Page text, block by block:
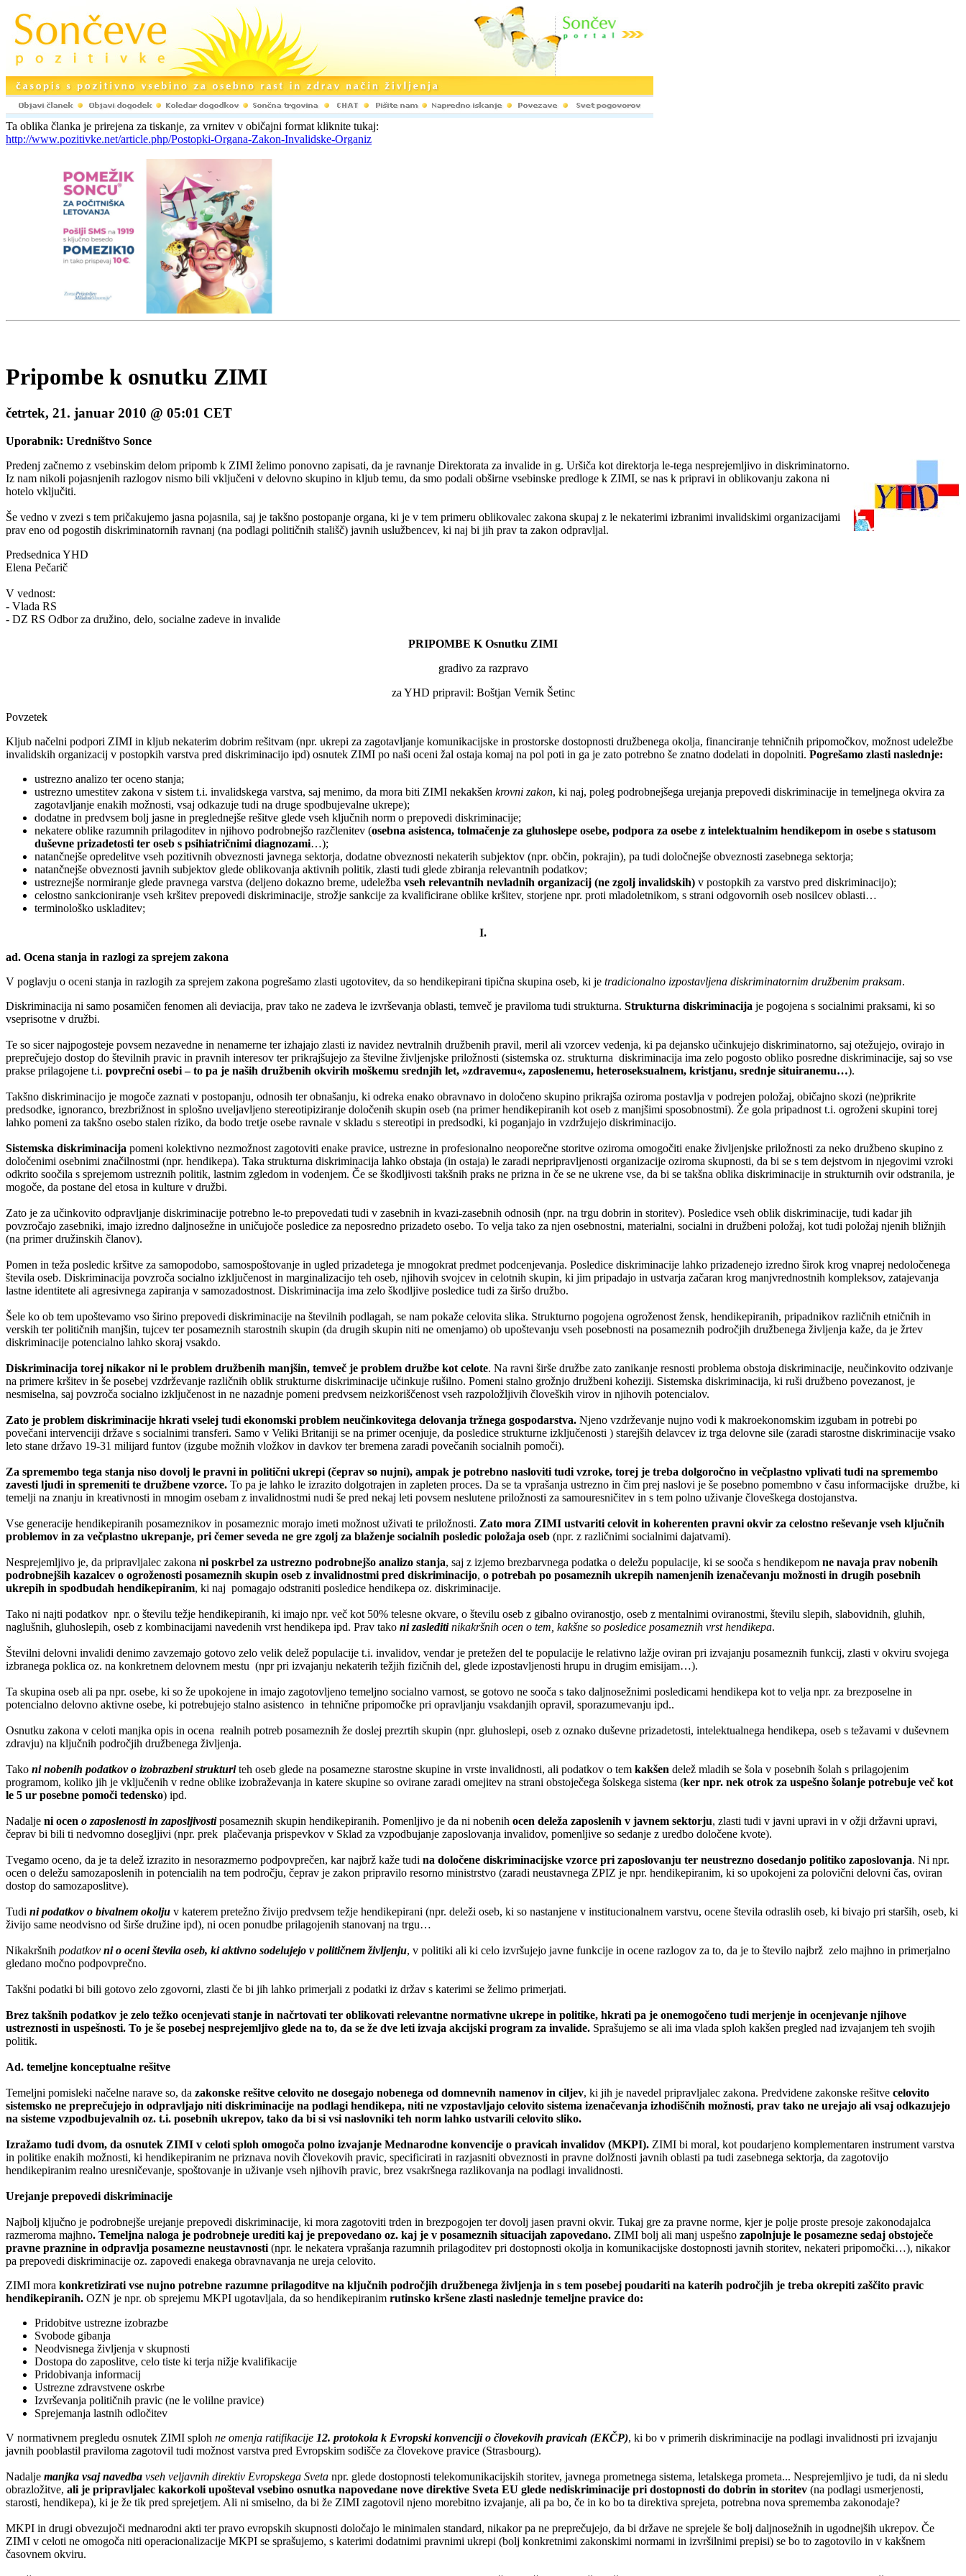
Ta oblika članka je prirejena za tiskanje, za vrnitev v običajni format kliknite tukaj:
http://www.pozitivke.net/article.php/Postopki-Organa-Zakon-Invalidske-Organiz
Pripombe k osnutku ZIMI
četrtek, 21. januar 2010 @ 05:01 CET
Uporabnik: Uredništvo Sonce
Predenj začnemo z vsebinskim delom pripomb k ZIMI želimo ponovno zapisati, da je ravnanje Direktorata za invalide in g. Uršiča kot direktorja le-tega nesprejemljivo in diskriminatorno.
Iz nam nikoli pojasnjenih razlogov nismo bili vključeni v delovno skupino in kljub temu, da smo podali obširne vsebinske predloge k ZIMI, se nas k pripravi in oblikovanju zakona ni
hotelo vključiti.
Še vedno v zvezi s tem pričakujemo jasna pojasnila, saj je takšno postopanje organa, ki je v tem primeru oblikovalec zakona skupaj z le nekaterimi izbranimi invalidskimi organizacijami
prav eno od pogostih diskriminatornih ravnanj (na podlagi političnih stališč) javnih uslužbencev, ki naj bi jih prav ta zakon odpravljal.
Predsednica YHD
Elena Pečarič
V vednost:
- Vlada RS
- DZ RS Odbor za družino, delo, socialne zadeve in invalide
PRIPOMBE K Osnutku ZIMI
gradivo za razpravo
za YHD pripravil: Boštjan Vernik Šetinc
Povzetek
Kljub načelni podpori ZIMI in kljub nekaterim dobrim rešitvam (npr. ukrepi za zagotavljanje komunikacijske in prostorske dostopnosti družbenega okolja, financiranje tehničnih pripomočkov, možnost udeležbe
invalidskih organizacij v postopkih varstva pred diskriminacijo ipd) osnutek ZIMI po naši oceni žal ostaja komaj na pol poti in ga je zato potrebno še znatno dodelati in dopolniti. Pogrešamo zlasti naslednje:
ustrezno analizo ter oceno stanja;
ustrezno umestitev zakona v sistem t.i. invalidskega varstva, saj menimo, da mora biti ZIMI nekakšen krovni zakon, ki naj, poleg podrobnejšega urejanja prepovedi diskriminacije in temeljnega okvira za
zagotavljanje enakih možnosti, vsaj odkazuje tudi na druge spodbujevalne ukrepe);
dodatne in predvsem bolj jasne in preglednejše rešitve glede vseh ključnih norm o prepovedi diskriminacije;
nekatere oblike razumnih prilagoditev in njihovo podrobnejšo razčlenitev (osebna asistenca, tolmačenje za gluhoslepe osebe, podpora za osebe z intelektualnim hendikepom in osebe s statusom
duševne prizadetosti ter oseb s psihiatričnimi diagnozami…);
natančnejše opredelitve vseh pozitivnih obveznosti javnega sektorja, dodatne obveznosti nekaterih subjektov (npr. občin, pokrajin), pa tudi določnejše obveznosti zasebnega sektorja;
natančnejše obveznosti javnih subjektov glede oblikovanja aktivnih politik, zlasti tudi glede zbiranja relevantnih podatkov;
ustreznejše normiranje glede pravnega varstva (deljeno dokazno breme, udeležba vseh relevantnih nevladnih organizacij (ne zgolj invalidskih) v postopkih za varstvo pred diskriminacijo);
celostno sankcioniranje vseh kršitev prepovedi diskriminacije, strožje sankcije za kvalificirane oblike kršitev, storjene npr. proti mladoletnikom, s strani odgovornih oseb nosilcev oblasti…
terminološko uskladitev;
I.
ad. Ocena stanja in razlogi za sprejem zakona
V poglavju o oceni stanja in razlogih za sprejem zakona pogrešamo zlasti ugotovitev, da so hendikepirani tipična skupina oseb, ki je tradicionalno izpostavljena diskriminatornim družbenim praksam.
Diskriminacija ni samo posamičen fenomen ali deviacija, prav tako ne zadeva le izvrševanja oblasti, temveč je praviloma tudi strukturna. Strukturna diskriminacija je pogojena s socialnimi praksami, ki so
vseprisotne v družbi.
Te so sicer najpogosteje povsem nezavedne in nenamerne ter izhajajo zlasti iz navidez nevtralnih družbenih pravil, meril ali vzorcev vedenja, ki pa dejansko učinkujejo diskriminatorno, saj otežujejo, ovirajo in
preprečujejo dostop do številnih pravic in pravnih interesov ter prikrajšujejo za številne življenjske priložnosti (sistemska oz. strukturna diskriminacija ima zelo pogosto obliko posredne diskriminacije, saj so vse
prakse prilagojene t.i. povprečni osebi – to pa je naših družbenih okvirih moškemu srednjih let, »zdravemu«, zaposlenemu, heteroseksualnem, kristjanu, srednje situiranemu…).
Takšno diskriminacijo je mogoče zaznati v postopanju, odnosih ter obnašanju, ki odreka enako obravnavo in določeno skupino prikrajša oziroma postavlja v podrejen položaj, običajno skozi (ne)prikrite
predsodke, ignoranco, brezbrižnost in splošno uveljavljeno stereotipiziranje določenih skupin oseb (na primer hendikepiranih kot oseb z manjšimi sposobnostmi). Že gola pripadnost t.i. ogroženi skupini torej
lahko pomeni za takšno osebo stalen riziko, da bodo tretje osebe ravnale v skladu s stereotipi in predsodki, ki poganjajo in vzdržujejo diskriminacijo.
Sistemska diskriminacija pomeni kolektivno nezmožnost zagotoviti enake pravice, ustrezne in profesionalno neoporečne storitve oziroma omogočiti enake življenjske priložnosti za neko družbeno skupino z
določenimi osebnimi značilnostmi (npr. hendikepa). Taka strukturna diskriminacija lahko obstaja (in ostaja) le zaradi nepripravljenosti organizacije oziroma skupnosti, da bi se s tem dejstvom in njegovimi vzroki
odkrito soočila s sprejemom ustreznih politik, lastnim zgledom in vodenjem. Če se škodljivosti takšnih praks ne prizna in če se ne ukrene vse, da bi se takšna oblika diskriminacije in strukturnih ovir odstranila, je
mogoče, da postane del etosa in kulture v družbi.
Zato je za učinkovito odpravljanje diskriminacije potrebno le-to prepovedati tudi v zasebnih in kvazi-zasebnih odnosih (npr. na trgu dobrin in storitev). Posledice vseh oblik diskriminacije, tudi kadar jih
povzročajo zasebniki, imajo izredno daljnosežne in uničujoče posledice za neposredno prizadeto osebo. To velja tako za njen osebnostni, materialni, socialni in družbeni položaj, kot tudi položaj njenih bližnjih
(na primer družinskih članov).
Pomen in teža posledic kršitve za samopodobo, samospoštovanje in ugled prizadetega je mnogokrat predmet podcenjevanja. Posledice diskriminacije lahko prizadenejo izredno širok krog vnaprej nedoločenega
števila oseb. Diskriminacija povzroča socialno izključenost in marginalizacijo teh oseb, njihovih svojcev in celotnih skupin, ki jim pripadajo in ustvarja začaran krog manjvrednostnih kompleksov, zatajevanja
lastne identitete ali agresivnega zapiranja v samozadostnost. Diskriminacija ima zelo škodljive posledice tudi za širšo družbo.
Šele ko ob tem upoštevamo vso širino prepovedi diskriminacije na številnih podlagah, se nam pokaže celovita slika. Strukturno pogojena ogroženost žensk, hendikepiranih, pripadnikov različnih etničnih in
verskih ter političnih manjšin, tujcev ter posameznih starostnih skupin (da drugih skupin niti ne omenjamo) ob upoštevanju vseh posebnosti na posameznih področjih družbenega življenja kaže, da je žrtev
diskriminacije potencialno lahko skoraj vsakdo.
Diskriminacija torej nikakor ni le problem družbenih manjšin, temveč je problem družbe kot celote. Na ravni širše družbe zato zanikanje resnosti problema obstoja diskriminacije, neučinkovito odzivanje
na primere kršitev in še posebej vzdrževanje različnih oblik strukturne diskriminacije učinkuje rušilno. Pomeni stalno grožnjo družbeni koheziji. Sistemska diskriminacija, ki ruši družbeno povezanost, je
nesmiselna, saj povzroča socialno izključenost in ne nazadnje pomeni predvsem neizkoriščenost vseh razpoložljivih človeških virov in njihovih potencialov.
Zato je problem diskriminacije hkrati vselej tudi ekonomski problem neučinkovitega delovanja tržnega gospodarstva. Njeno vzdrževanje nujno vodi k makroekonomskim izgubam in potrebi po
povečani intervenciji države s socialnimi transferi. Samo v Veliki Britaniji se na primer ocenjuje, da posledice strukturne izključenosti ) starejših delavcev iz trga delovne sile (zaradi starostne diskriminacije vsako
leto stane državo 19-31 milijard funtov (izgube možnih vložkov in davkov ter bremena zaradi povečanih socialnih pomoči).
Za spremembo tega stanja niso dovolj le pravni in politični ukrepi (čeprav so nujni), ampak je potrebno nasloviti tudi vzroke, torej je treba dolgoročno in večplastno vplivati tudi na spremembo
zavesti ljudi in spremeniti te družbene vzorce. To pa je lahko le izrazito dolgotrajen in zapleten proces. Da se ta vprašanja ustrezno in čim prej naslovi je še posebno pomembno v času informacijske družbe, ki
temelji na znanju in kreativnosti in mnogim osebam z invalidnostmi nudi še pred nekaj leti povsem neslutene priložnosti za samouresničitev in s tem polno uživanje človeškega dostojanstva.
Vse generacije hendikepiranih posameznikov in posameznic morajo imeti možnost uživati te priložnosti. Zato mora ZIMI ustvariti celovit in koherenten pravni okvir za celostno reševanje vseh ključnih
problemov in za večplastno ukrepanje, pri čemer seveda ne gre zgolj za blaženje socialnih posledic položaja oseb (npr. z različnimi socialnimi dajatvami).
Nesprejemljivo je, da pripravljalec zakona ni poskrbel za ustrezno podrobnejšo analizo stanja, saj z izjemo brezbarvnega podatka o deležu populacije, ki se sooča s hendikepom ne navaja prav nobenih
podrobnejših kazalcev o ogroženosti posameznih skupin oseb z invalidnostmi pred diskriminacijo, o potrebah po posameznih ukrepih namenjenih izenačevanju možnosti in drugih posebnih
ukrepih in spodbudah hendikepiranim, ki naj pomagajo odstraniti posledice hendikepa oz. diskriminacije.
Tako ni najti podatkov npr. o številu težje hendikepiranih, ki imajo npr. več kot 50% telesne okvare, o številu oseb z gibalno oviranostjo, oseb z mentalnimi oviranostmi, številu slepih, slabovidnih, gluhih,
naglušnih, gluhoslepih, oseb z kombinacijami navedenih vrst hendikepa ipd. Prav tako ni zasleditinikakršnih ocen o tem, kakšne so posledice posameznih vrst hendikepa.
Številni delovni invalidi denimo zavzemajo gotovo zelo velik delež populacije t.i. invalidov, vendar je pretežen del te populacije le relativno lažje oviran pri izvajanju posameznih funkcij, zlasti v okviru svojega
izbranega poklica oz. na konkretnem delovnem mestu (npr pri izvajanju nekaterih težjih fizičnih del, glede izpostavljenosti hrupu in drugim emisijam…).
Ta skupina oseb ali pa npr. osebe, ki so že upokojene in imajo zagotovljeno temeljno socialno varnost, se gotovo ne sooča s tako daljnosežnimi posledicami hendikepa kot to velja npr. za brezposelne in
potencialno delovno aktivne osebe, ki potrebujejo stalno asistenco in tehnične pripomočke pri opravljanju vsakdanjih opravil, sporazumevanju ipd..
Osnutku zakona v celoti manjka opis in ocena realnih potreb posameznih že doslej prezrtih skupin (npr. gluhoslepi, oseb z oznako duševne prizadetosti, intelektualnega hendikepa, oseb s težavami v duševnem
zdravju) na ključnih področjih družbenega življenja.
Tako ni nobenih podatkov o izobrazbeni strukturiteh oseb glede na posamezne starostne skupine in vrste invalidnosti, ali podatkov o tem kakšen delež mladih se šola v posebnih šolah s prilagojenim
programom, koliko jih je vključenih v redne oblike izobraževanja in katere skupine so ovirane zaradi omejitev na strani obstoječega šolskega sistema (ker npr. nek otrok za uspešno šolanje potrebuje več kot
le 5 ur posebne pomoči tedensko) ipd.
Nadalje ni ocen o zaposlenosti in zaposljivostiposameznih skupin hendikepiranih. Pomenljivo je da ni nobenih ocen deleža zaposlenih v javnem sektorju, zlasti tudi v javni upravi in v ožji državni upravi,
čeprav bi bili ti nedvomno dosegljivi (npr. prek plačevanja prispevkov v Sklad za vzpodbujanje zaposlovanja invalidov, pomenljive so sedanje z uredbo določene kvote).
Tvegamo oceno, da je ta delež izrazito in nesorazmerno podpovprečen, kar najbrž kaže tudi na določene diskriminacijske vzorce pri zaposlovanju ter neustrezno dosedanjo politiko zaposlovanja. Ni npr.
ocen o deležu samozaposlenih in potencialih na tem področju, čeprav je zakon pripravilo resorno ministrstvo (zaradi neustavnega ZPIZ je npr. hendikepiranim, ki so upokojeni za polovični delovni čas, oviran
dostop do samozaposlitve).
Tudi ni podatkov o bivalnem okolju v katerem pretežno živijo predvsem težje hendikepirani (npr. deleži oseb, ki so nastanjene v institucionalnem varstvu, ocene števila odraslih oseb, ki bivajo pri starših, oseb, ki
živijo same neodvisno od širše družine ipd), ni ocen ponudbe prilagojenih stanovanj na trgu…
Nikakršnih podatkov ni o oceni števila oseb, ki aktivno sodelujejo v političnem življenju, v politiki ali ki celo izvršujejo javne funkcije in ocene razlogov za to, da je to število najbrž zelo majhno in primerjalno
gledano močno podpovprečno.
Takšni podatki bi bili gotovo zelo zgovorni, zlasti če bi jih lahko primerjali z podatki iz držav s katerimi se želimo primerjati.
Brez takšnih podatkov je zelo težko ocenjevati stanje in načrtovati ter oblikovati relevantne normativne ukrepe in politike, hkrati pa je onemogočeno tudi merjenje in ocenjevanje njihove
ustreznosti in uspešnosti. To je še posebej nesprejemljivo glede na to, da se že dve leti izvaja akcijski program za invalide. Sprašujemo se ali ima vlada sploh kakšen pregled nad izvajanjem teh svojih
politik.
Ad. temeljne konceptualne rešitve
Temeljni pomisleki načelne narave so, da zakonske rešitve celovito ne dosegajo nobenega od domnevnih namenov in ciljev, ki jih je navedel pripravljalec zakona. Predvidene zakonske rešitve celovito
sistemsko ne preprečujejo in odpravljajo niti diskriminacije na podlagi hendikepa, niti ne vzpostavljajo celovito sistema izenačevanja izhodiščnih možnosti, prav tako ne urejajo ali vsaj odkazujejo
na sisteme vzpodbujevalnih oz. t.i. posebnih ukrepov, tako da bi si vsi naslovniki teh norm lahko ustvarili celovito sliko.
Izražamo tudi dvom, da osnutek ZIMI v celoti sploh omogoča polno izvajanje Mednarodne konvencije o pravicah invalidov (MKPI). ZIMI bi moral, kot poudarjeno komplementaren instrument varstva
in politike enakih možnosti, ki hendikepiranim ne priznava novih človekovih pravic, specificirati in razjasniti obveznosti in pravne dolžnosti javnih oblasti pa tudi zasebnega sektorja, da zagotovijo
hendikepiranim realno uresničevanje, spoštovanje in uživanje vseh njihovih pravic, brez vsakršnega razlikovanja na podlagi invalidnosti.
Urejanje prepovedi diskriminacije
Najbolj ključno je podrobnejše urejanje prepovedi diskriminacije, ki mora zagotoviti trden in brezpogojen ter dovolj jasen pravni okvir. Tukaj gre za pravne norme, kjer je polje proste presoje zakonodajalca
razmeroma majhno. Temeljna naloga je podrobneje urediti kaj je prepovedano oz. kaj je v posameznih situacijah zapovedano. ZIMI bolj ali manj uspešno zapolnjuje le posamezne sedaj obstoječe
pravne praznine in odpravlja posamezne neustavnosti (npr. le nekatera vprašanja razumnih prilagoditev pri dostopnosti okolja in komunikacijske dostopnosti javnih storitev, nekateri pripomočki…), nikakor
pa prepovedi diskriminacije oz. zapovedi enakega obravnavanja ne ureja celovito.
ZIMI mora konkretizirati vse nujno potrebne razumne prilagoditve na ključnih področjih družbenega življenja in s tem posebej poudariti na katerih področjih je treba okrepiti zaščito pravic
hendikepiranih. OZN je npr. ob sprejemu MKPI ugotavljala, da so hendikepiranim rutinsko kršene zlasti naslednje temeljne pravice do:
Pridobitve ustrezne izobrazbe
Svobode gibanja
Neodvisnega življenja v skupnosti
Dostopa do zaposlitve, celo tiste ki terja nižje kvalifikacije
Pridobivanja informacij
Ustrezne zdravstvene oskrbe
Izvrševanja političnih pravic (ne le volilne pravice)
Sprejemanja lastnih odločitev
V normativnem pregledu osnutek ZIMI sploh ne omenja ratifikacije 12. protokola k Evropski konvenciji o človekovih pravicah (EKČP), ki bo v primerih diskriminacije na podlagi invalidnosti pri izvajanju
javnih pooblastil praviloma zagotovil tudi možnost varstva pred Evropskim sodišče za človekove pravice (Strasbourg).
Nadalje manjka vsaj navedba vseh veljavnih direktiv Evropskega Sveta npr. glede dostopnosti telekomunikacijskih storitev, javnega prometnega sistema, letalskega prometa... Nesprejemljivo je tudi, da ni sledu
obrazložitve, ali je pripravljalec kakorkoli upošteval vsebino osnutka napovedane nove direktive Sveta EU glede nediskriminacije pri dostopnosti do dobrin in storitev (na podlagi usmerjenosti,
starosti, hendikepa), ki je že tik pred sprejetjem. Ali ni smiselno, da bi že ZIMI zagotovil njeno morebitno izvajanje, ali pa bo, če in ko bo ta direktiva sprejeta, potrebna nova sprememba zakonodaje?
MKPI in drugi obvezujoči mednarodni akti ter pravo evropskih skupnosti določajo le minimalen standard, nikakor pa ne preprečujejo, da bi države ne sprejele še bolj daljnosežnih in ugodnejših ukrepov. Če
ZIMI v celoti ne omogoča niti operacionalizacije MKPI se sprašujemo, s katerimi dodatnimi pravnimi ukrepi (bolj konkretnimi zakonskimi normami in izvršilnimi prepisi) se bo to zagotovilo in v kakšnem
časovnem okviru.